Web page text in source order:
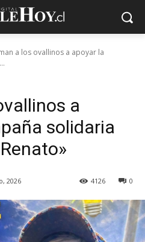
a los ovallinos a apoyar la
a
solidaria
2026 0
4126